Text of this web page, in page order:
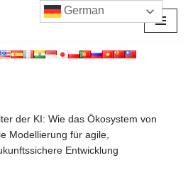
der KI: Wie das Ökosystem von
Modellierung für agile,
Entwicklung
German